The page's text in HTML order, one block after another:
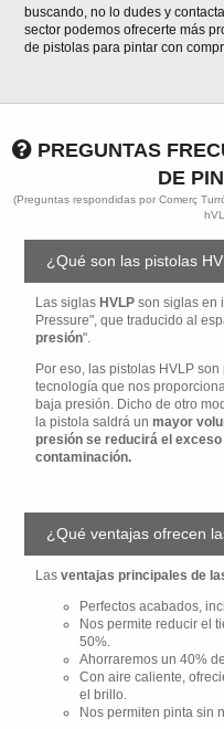
buscando, no lo dudes y
sector podemos ofrecerte más
de pistolas para pintar con
PREGUNTAS
DE
(Preguntas respondidas por Comerç
¿Qué son las pistolas
Las siglas HVLP son siglas en
Pressure", que traducido al
presión".
Por eso, las pistolas HVLP
tecnología que nos
baja presión. Dicho de otro
la pistola saldrá unmayor
presión se reducirá el
contaminación.
¿Qué ventajas ofrecen
Lasventajas principales de
Perfectos acabados,
Nos permite reducir el
50%.
Ahorraremos un 40%
Con aire caliente,
el brillo.
Nos permiten pinta sin